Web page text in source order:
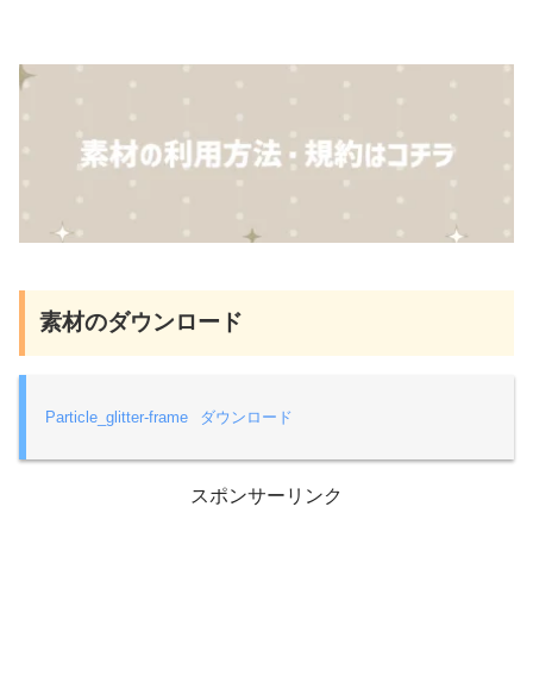
素材のダウンロード
Particle_glitter-frame ダウンロード
スポンサーリンク